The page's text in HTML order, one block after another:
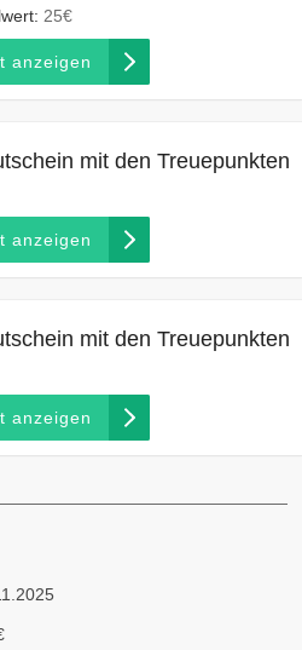
25€
anzeigen
mit den Treuepunkten
anzeigen
mit den Treuepunkten
anzeigen